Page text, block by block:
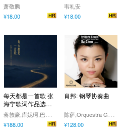
萧敬腾
¥18.00
韦礼安
¥18.00
每天都是一首歌 张
海宁歌词作品选（2
011—2026）
蒋
敦豪,库妮珂,巴音,乌卡卡,洪启,半梦,巴特尔,方南晴,林宝,罗雨,丁一凡,黄灿,侃侃,扎西顿珠,平安,Kiva孙艺汇,萨仁图娜拉,李东信
¥188.00
肖邦: 钢琴协奏曲
陈
萨,Orquestra Gulbenkian,Lawrence Foster
¥128.00